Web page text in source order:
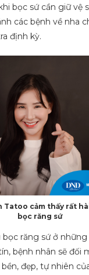
bọc sứ cần giữ vệ
các bệnh về nha
định kỳ.
Tatoo cảm thấy rất
bọc răng sứ
bọc răng sứ ở những
bệnh nhân sẽ đối
đẹp, tự nhiên